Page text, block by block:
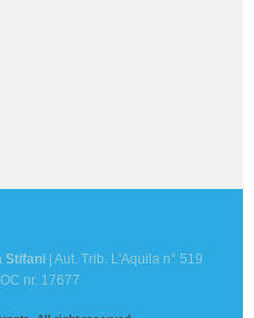
Stifani | Aut. Trib. L'Aquila n° 519
nr. 17677